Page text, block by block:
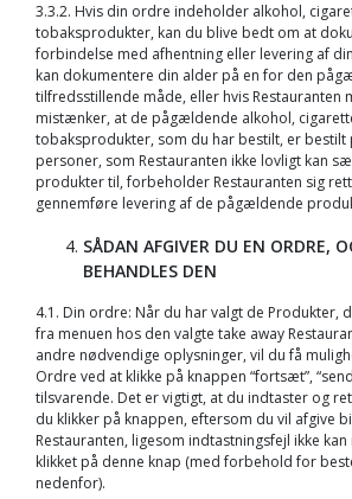
3.3.2. Hvis din ordre indeholder alkohol,
tobaksprodukter, kan du blive bedt om at
forbindelse med afhentning eller levering af
kan dokumentere din alder på en for den
tilfredsstillende måde, eller hvis Restauranten
mistænker, at de pågældende alkohol,
tobaksprodukter, som du har bestilt, er bestilt
personer, som Restauranten ikke lovligt kan
produkter til, forbeholder Restauranten sig
gennemføre levering af de pågældende
SÅDAN AFGIVER DU EN ORDRE,
BEHANDLES DEN
4.1. Din ordre: Når du har valgt de Produkter,
fra menuen hos den valgte take away
andre nødvendige oplysninger, vil du få
Ordre ved at klikke på knappen “fortsæt”,
tilsvarende. Det er vigtigt, at du indtaster og
du klikker på knappen, eftersom du vil afgive
Restauranten, ligesom indtastningsfejl ikke
klikket på denne knap (med forbehold for
nedenfor).